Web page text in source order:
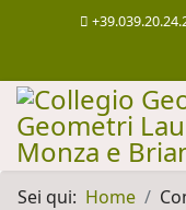
Sei qui: Home